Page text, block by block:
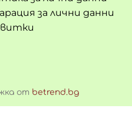
за лични данни
от betrend.bg